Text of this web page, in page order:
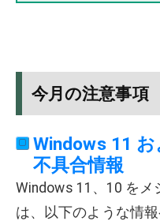
今月の注意事項
Windows 11
不具合情報
Windows 11、10 を
は、以下のような情